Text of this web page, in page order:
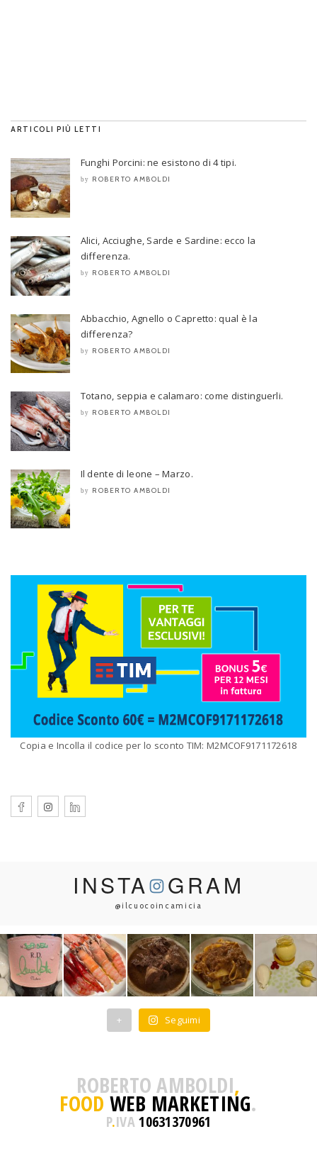
ARTICOLI PIÙ LETTI
Funghi Porcini: ne esistono di 4 tipi.
by ROBERTO AMBOLDI
Alici, Acciughe, Sarde e Sardine: ecco la
differenza.
by ROBERTO AMBOLDI
Abbacchio, Agnello o Capretto: qual è la
differenza?
by ROBERTO AMBOLDI
Totano, seppia e calamaro: come distinguerli.
by ROBERTO AMBOLDI
Il dente di leone – Marzo.
by ROBERTO AMBOLDI
Copia e Incolla il codice per lo sconto TIM: M2MCOF9171172618
INSTA GRAM
@ilcuocoincamicia
+ Seguimi
ROBERTO AMBOLDI,
FOOD WEB MARKETING.
P.IVA10631370961